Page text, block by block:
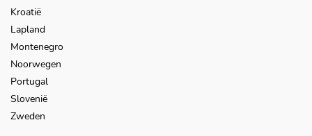
Kroatië
Lapland
Montenegro
Noorwegen
Portugal
Slovenië
Zweden